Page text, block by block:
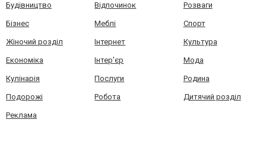
Будівництво Відпочинок Розваги
Бізнес Меблі Спорт
Жіночий розділ Інтернет Культура
Економіка Інтер'єр Мода
Кулінарія Послуги Родина
Подорожі Робота Дитячий розділ
Реклама